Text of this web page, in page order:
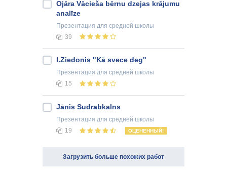
Ojāra Vācieša bērnu dzejas krājumu
analīze
Презентация для средней школы
39
I.Ziedonis "Kā svece deg"
Презентация для средней школы
15
Jānis Sudrabkalns
Презентация для средней школы
19
ОЦЕНЕННЫЙ!
Загрузить больше похожих работ